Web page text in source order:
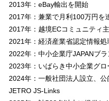
2013年：eBay輸出を開始
2017年：兼業で月利100万円を
2017年：越境ECコミュニティ
2021年：経済産業省認定情報
2022年：中小企業庁JAPANブ
2023年：いばらき中小企業グ
2024年：一般社団法人設立、公
JETRO JS-Links